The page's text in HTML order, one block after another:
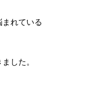
れている
した。